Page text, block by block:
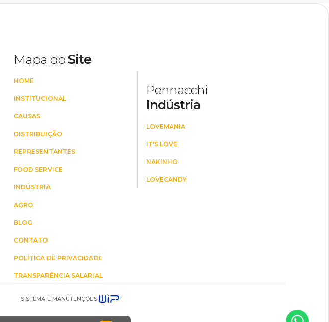
Mapa doSite
HOME
INSTITUCIONAL
CAUSAS
DISTRIBUIÇÃO
REPRESENTANTES
FOOD SERVICE
INDÚSTRIA
AGRO
BLOG
CONTATO
POLÍTICA DE PRIVACIDADE
TRANSPARÊNCIA SALARIAL
Pennacchi
Indústria
LOVEMANIA
IT'S LOVE
NAKINHO
LOVECANDY
SISTEMA E MANUTENÇÕES